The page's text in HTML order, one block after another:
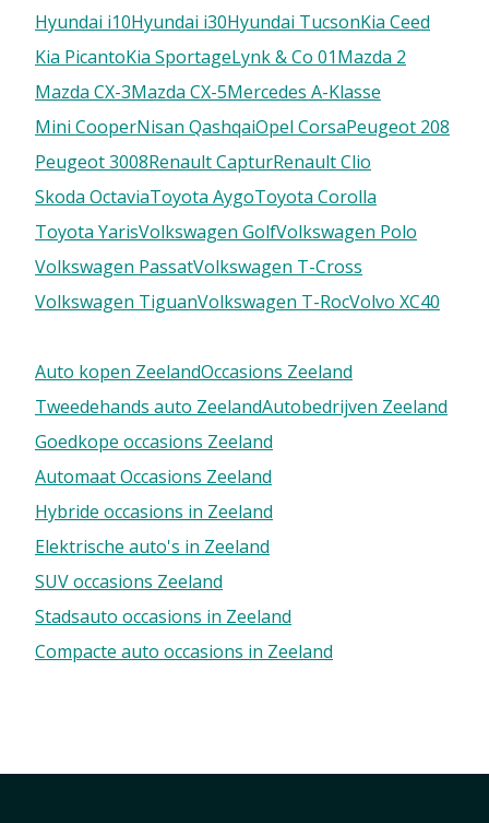
Hyundai i10Hyundai i30Hyundai TucsonKia Ceed
Kia PicantoKia SportageLynk & Co 01Mazda 2
Mazda CX-3Mazda CX-5Mercedes A-Klasse
Mini CooperNisan QashqaiOpel CorsaPeugeot 208
Peugeot 3008Renault CapturRenault Clio
Skoda OctaviaToyota AygoToyota Corolla
Toyota YarisVolkswagen GolfVolkswagen Polo
Volkswagen PassatVolkswagen T-Cross
Volkswagen TiguanVolkswagen T-RocVolvo XC40
Auto kopen ZeelandOccasions Zeeland
Tweedehands auto ZeelandAutobedrijven Zeeland
Goedkope occasions Zeeland
Automaat Occasions Zeeland
Hybride occasions in Zeeland
Elektrische auto's in Zeeland
SUV occasions Zeeland
Stadsauto occasions in Zeeland
Compacte auto occasions in Zeeland